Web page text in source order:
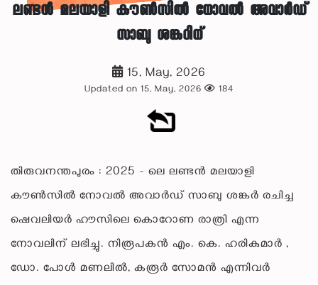
ലണ്ടൻ മലയാളി കൗൺസിൽ നോവൽ അവാർഡ്
സാബു ശങ്കറിന്
15, May, 2026
Updated on 15, May, 2026 184
തിരുവനന്തപുരം : 2025 - ലെ ലണ്ടൻ മലയാളി
കൗൺസിൽ നോവൽ അവാർഡ് സാബു ശങ്കർ രചിച്ച
ഷെവലിയർ ഹൗസിലെ കൊറോണ രാത്രി എന്ന
നോവലിന് ലഭിച്ചു. നിരൂപകൻ എം. കെ. ഹരികുമാർ ,
ഡോ. പോൾ മണലിൽ, കരൂർ സോമൻ എന്നിവർ